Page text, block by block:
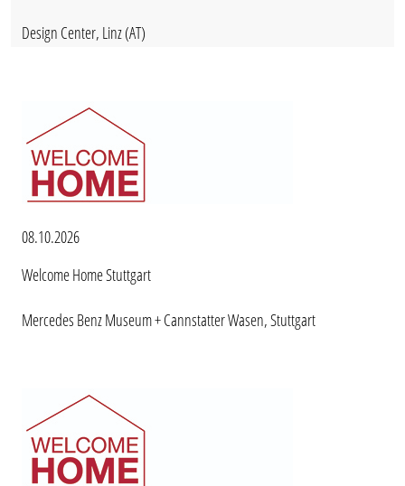
Design Center, Linz (AT)
08.10.2026
Welcome Home Stuttgart
Mercedes Benz Museum + Cannstatter Wasen, Stuttgart